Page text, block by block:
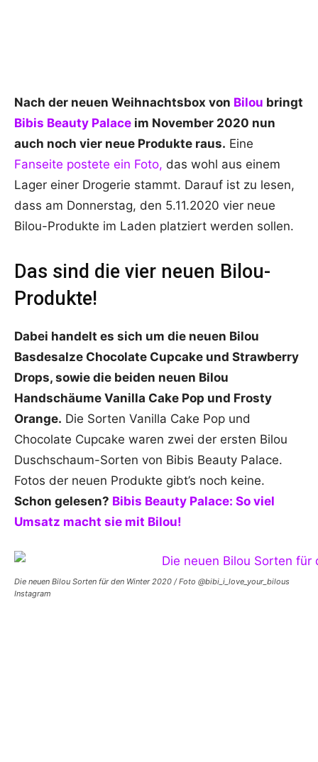
Nach der neuen Weihnachtsbox von Bilou bringt
Bibis Beauty Palace im November 2020 nun
auch noch vier neue Produkte raus. Eine
Fanseite postete ein Foto, das wohl aus einem
Lager einer Drogerie stammt. Darauf ist zu lesen,
dass am Donnerstag, den 5.11.2020 vier neue
Bilou-Produkte im Laden platziert werden sollen.
Das sind die vier neuen Bilou-
Produkte!
Dabei handelt es sich um die neuen Bilou
Basdesalze Chocolate Cupcake und Strawberry
Drops, sowie die beiden neuen Bilou
Handschäume Vanilla Cake Pop und Frosty
Orange. Die Sorten Vanilla Cake Pop und
Chocolate Cupcake waren zwei der ersten Bilou
Duschschaum-Sorten von Bibis Beauty Palace.
Fotos der neuen Produkte gibt’s noch keine.
Schon gelesen? Bibis Beauty Palace: So viel
Umsatz macht sie mit Bilou!
Die neuen Bilou Sorten für den Winter 2020 / Foto @bibi_i_love_your_bilous
Instagram